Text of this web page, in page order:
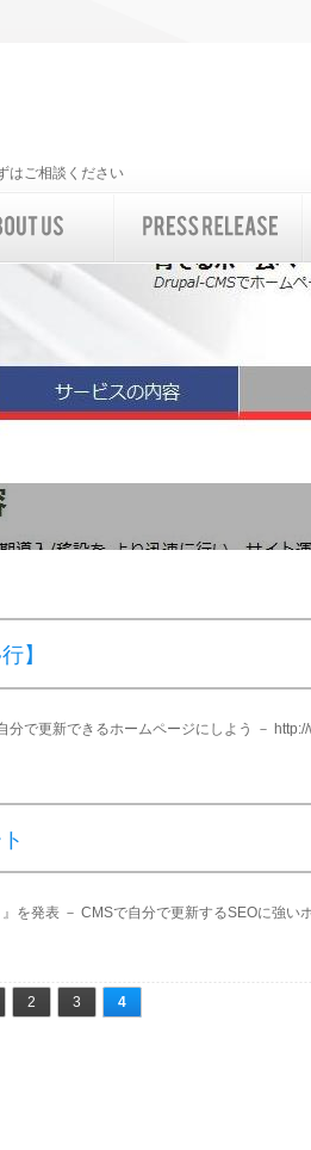
はご相談ください
】
で更新できるホームページにしよう －
を発表 － CMSで自分で更新するSEOに強い
2 3 4